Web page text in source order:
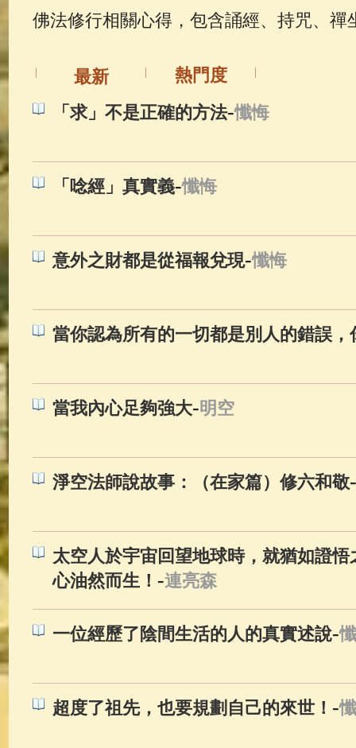
佛典故事(37) 佛說療痔(腫瘤)
佛法修行相關心得，包含誦經、持咒、禪
最新
熱門度
「求」不是正確的方法-懺悔
「唸經」真實義-懺悔
意外之財都是從福報兌現-懺悔
當你認為所有的一切都是別人的錯誤，
當我內心足夠強大-明空
淨空法師說故事：（在家篇）修六和敬-
太空人於宇宙回望地球時，就猶如證
心油然而生！ -連亮森
一位經歷了陰間生活的人的真實述說-
超度了祖先，也要規劃自己的來世！ -